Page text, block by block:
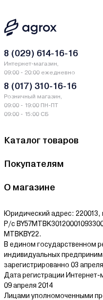
Каталог товаров
Покупателям
О магазине
Юридический адрес: 220013,
Р/с
MTBKBY22.
В едином государственном
индивидуальных
зарегистрированно 03
Дата регистрации Интернет-
09 апреля 2014
Лицами уполномоченными
8 (029) 614-16-16
Интернет-магазин,
09:00 - 20:00 ежедневно
8 (017) 310-16-16
Розничный магазин,
09:00 - 19:00 ПН-ПТ
09:00 - 15:00 СБ